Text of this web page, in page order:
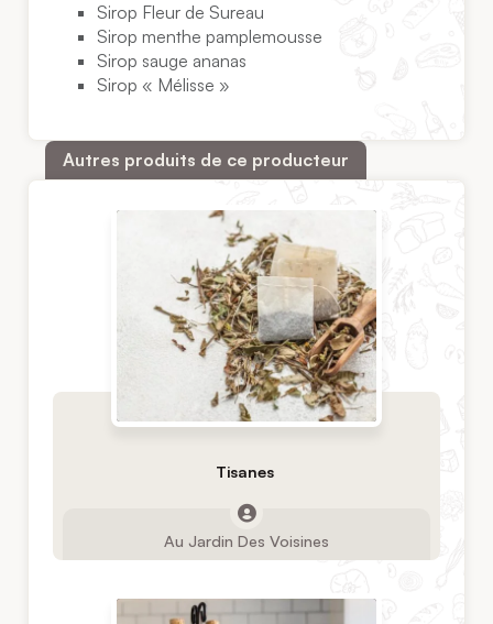
Sirop Fleur de Sureau
Sirop menthe pamplemousse
Sirop sauge ananas
Sirop « Mélisse »
Autres produits de ce producteur
Tisanes
Au Jardin Des Voisines